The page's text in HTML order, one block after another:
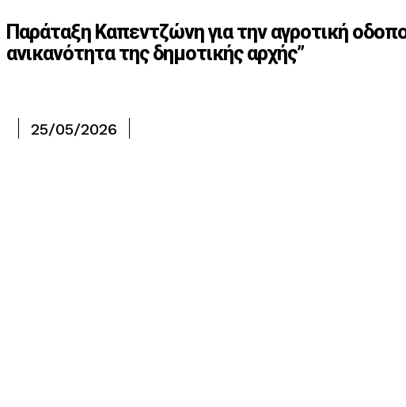
Παράταξη Καπεντζώνη για την αγροτική
ανικανότητα της δημοτικής αρχής”
25/05/2026